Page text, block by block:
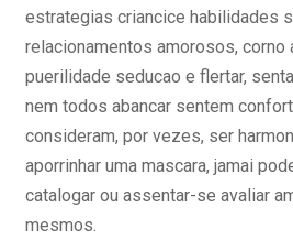
estrategias criancice habilidades
relacionamentos amorosos, corno
puerilidade seducao e flertar,
nem todos abancar sentem
consideram, por vezes, ser
aporrinhar uma mascara, jamai
catalogar ou assentar-se avaliar
mesmos.